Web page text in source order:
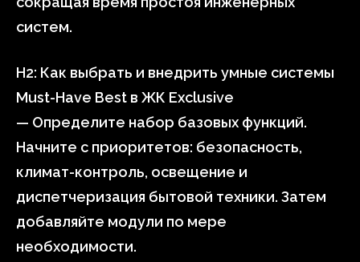
систем.
H2: Как выбрать и внедрить умные системы
Must-Have Best в ЖК Exclusive
— Определите набор базовых функций.
Начните с приоритетов: безопасность,
климат-контроль, освещение и
диспетчеризация бытовой техники. Затем
добавляйте модули по мере
необходимости.